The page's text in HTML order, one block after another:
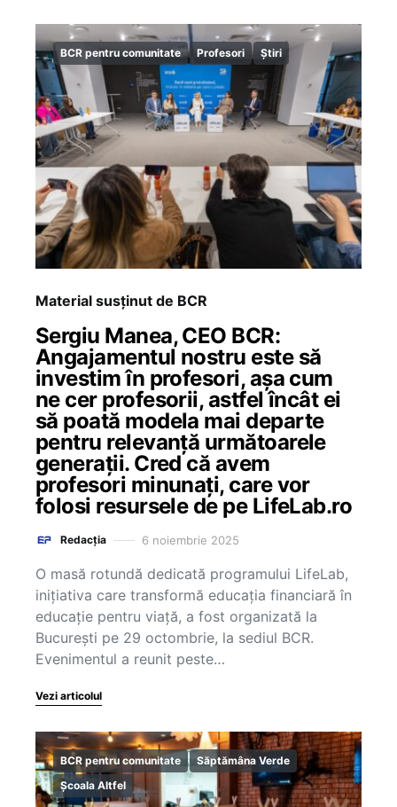
BCR pentru comunitate Profesori Știri
Material susținut de BCR
Sergiu Manea, CEO BCR:
Angajamentul nostru este să
investim în profesori, așa cum
ne cer profesorii, astfel încât ei
să poată modela mai departe
pentru relevanță următoarele
generații. Cred că avem
profesori minunați, care vor
folosi resursele de pe LifeLab.ro
Redacția 6 noiembrie 2025
O masă rotundă dedicată programului LifeLab,
inițiativa care transformă educația financiară în
educație pentru viață, a fost organizată la
București pe 29 octombrie, la sediul BCR.
Evenimentul a reunit peste…
Vezi articolul
BCR pentru comunitate
Săptămâna Verde
Școala Altfel